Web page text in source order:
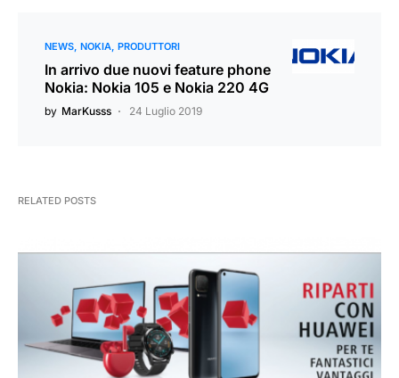
NEWS NOKIA PRODUTTORI
In arrivo due nuovi feature phone
Nokia: Nokia 105 e Nokia 220 4G
by MarKusss 24 Luglio 2019
RELATED POSTS